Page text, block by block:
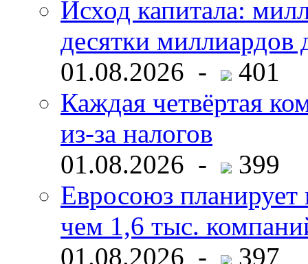
Исход капитала:
десятки миллиардов
01.08.2026 -
401
Каждая четвёртая
из-за налогов
01.08.2026 -
399
Евросоюз планирует
чем 1,6 тыс.
01.08.2026 -
397